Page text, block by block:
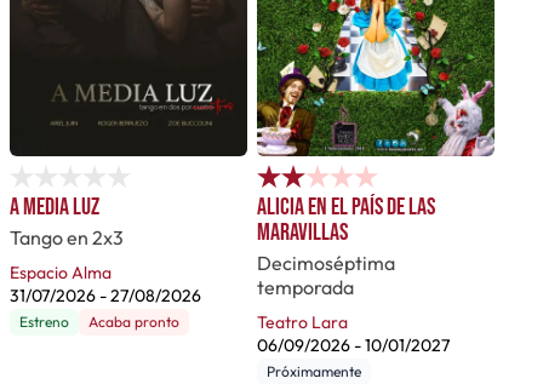
A media luz
Tango en 2x3
Espacio Alma
31/07/2026 -27/08/2026
Estreno Acaba pronto
Alicia en el país de las
maravillas
Decimoséptima
temporada
Teatro Lara
06/09/2026 -10/01/2027
Próximamente